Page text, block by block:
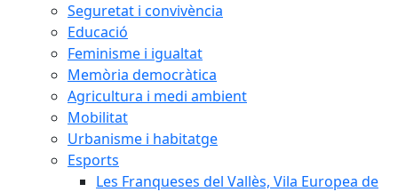
Seguretat i convivència
Educació
Feminisme i igualtat
Memòria democràtica
Agricultura i medi ambient
Mobilitat
Urbanisme i habitatge
Esports
Les Franqueses del Vallès, Vila Europea de